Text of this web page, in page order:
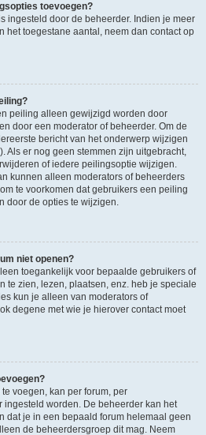
toevoegen?
ingesteld door de beheerder. Indien je meer
het toegestane aantal, neem dan contact op
peiling alleen gewijzigd worden door
door een moderator of beheerder. Om de
bericht van het onderwerp wijzigen
Als er nog geen stemmen zijn uitgebracht,
of iedere peilingsoptie wijzigen.
kunnen alleen moderators of beheerders
te voorkomen dat gebruikers een peiling
door de opties te wijzigen.
niet openen?
toegankelijk voor bepaalde gebruikers of
te zien, lezen, plaatsen, enz. heb je speciale
kun je alleen van moderators of
degene met wie je hierover contact moet
voegen, kan per forum, per
worden. De beheerder kan het
dat je in een bepaald forum helemaal geen
de beheerdersgroep dit mag. Neem